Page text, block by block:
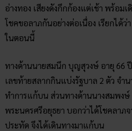
อ่างทอง เสียงดังกึกก้องแต่เช้า พร้อม
โชคขอลาภกันอย่างต่อเนื่อง เรียกได้
ในตอนนี้
ทางด้านนายสมนึก บุญสุวงษ์ อายุ 66
เลขท้ายสลากกินแบ่งรัฐบาล 2 ตัว จำ
ทำการแก้บน ส่วนทางด้านนางสมพงษ์
พระนครศรีอยุธยา บอกว่าได้โชคลาภ
ประทัด จึงได้เดินทางมาแก้บน